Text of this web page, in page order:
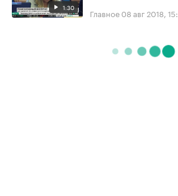
1:30 Главное 08 авг 2018,